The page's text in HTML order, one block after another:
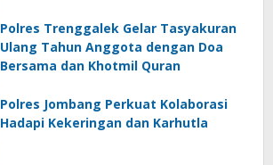
Polres Trenggalek Gelar Tasyakuran
Ulang Tahun Anggota dengan Doa
Bersama dan Khotmil Quran
Polres Jombang Perkuat Kolaborasi
Hadapi Kekeringan dan Karhutla